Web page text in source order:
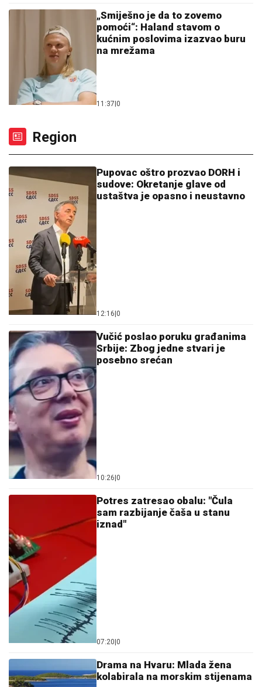
„Smiješno je da to zovemo
pomoći“: Haland stavom o
kućnim poslovima izazvao buru
na mrežama
11:37 0
Region
Pupovac oštro prozvao DORH i
sudove: Okretanje glave od
ustaštva je opasno i neustavno
12:16 0
Vučić poslao poruku građanima
Srbije: Zbog jedne stvari je
posebno srećan
10:26 0
Potres zatresao obalu: "Čula
sam razbijanje čaša u stanu
iznad"
07:20 0
Drama na Hvaru: Mlada žena
kolabirala na morskim stijenama